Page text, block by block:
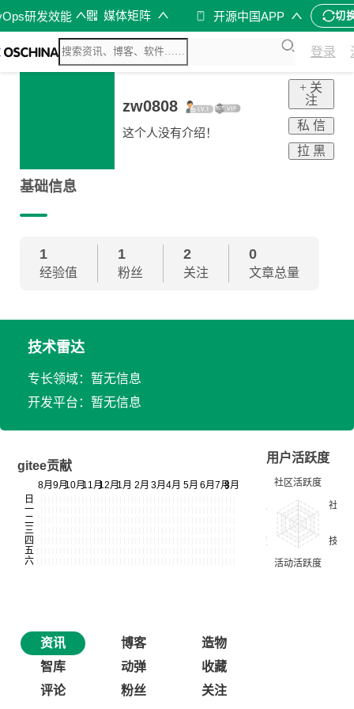
研发效能 媒体矩阵 开源中国APP 切
登录
zw0808
这个人没有介绍！
+ 关
注
私 信
拉 黑
基础信息
1
经验值
1
粉丝
2
关注
0
文章总量
技术雷达
专长领域：暂无信息
开发平台：暂无信息
gitee贡献
用户活跃度
资讯 博客
造物
智库
动弹
收藏
评论
粉丝 关注